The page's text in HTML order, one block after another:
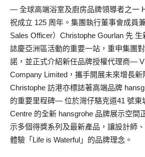
— 全球高端浴室及廚房品牌領導者之一
祝成立 125 周年。集團執行董事會成員
Sales Officer）Christophe Gourlan 先
誌慶亞洲區活動的重要一站，重申集團
諾，並正式介紹新任品牌授權代理商—
Company Limited，攜手開展未來增長新
Christophe 訪港亦標誌著高端品牌
的重要里程碑— 位於灣仔駱克道41 號東
Centre 的全新 hansgrohe 品牌展示空間
示多個得獎系列及最新產品，讓設計師
體驗「Life is Waterful」的品牌理念。